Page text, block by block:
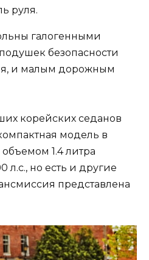
руля.
галогенными
безопасности
и малым дорожным
корейских седанов
модель в
1.4 литра
л.с., но есть и другие
представлена